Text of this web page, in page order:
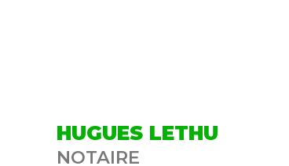
HUGUES LETHU
NOTAIRE